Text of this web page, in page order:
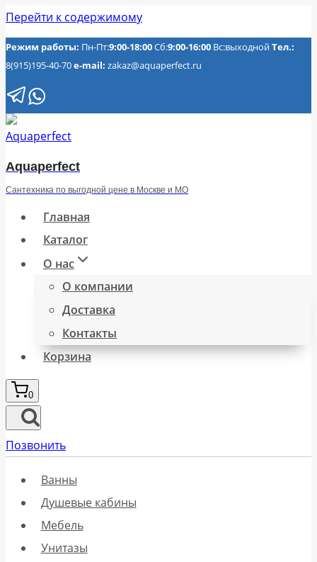
Перейти к содержимому
Режим работы: Пн-Пт:9:00-18:00Сб:9:00-16:00 Вс:выходнойТел.:
8(915)195-40-70e-mail: zakaz@aquaperfect.ru
Aquaperfect
Сантехника по выгодной цене в Москве и МО
Главная
Каталог
О нас
О компании
Доставка
Контакты
Корзина
0
Позвонить
Ванны
Душевые кабины
Мебель
Унитазы